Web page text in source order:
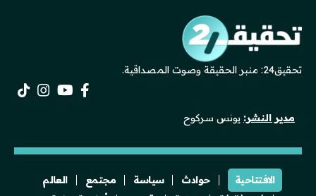
تحقيق24: منبر الحقيقة وصوت المصداقية.
مدير النشر: يونس سركوح
الافتتاحية حوادث سياسة مجتمع
العالم